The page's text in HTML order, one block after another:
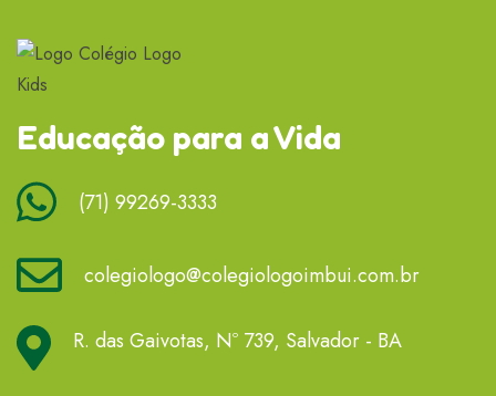
Educação para a Vida
(71) 99269-3333
colegiologo@colegiologoimbui.com.br
R. das Gaivotas, Nº 739, Salvador - BA